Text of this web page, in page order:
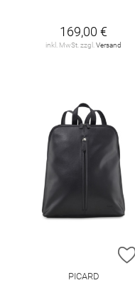
169,00 €
inkl. MwSt. zzgl.Versand
PICARD